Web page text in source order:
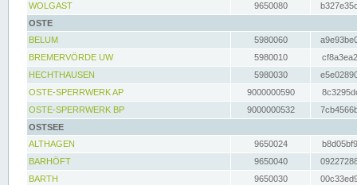
WOLGAST
9650080
OSTE
BELUM
5980060
BREMERVÖRDE UW
5980010
HECHTHAUSEN
5980030
OSTE-SPERRWERK AP
9000000590
OSTE-SPERRWERK BP
9000000532
OSTSEE
ALTHAGEN
9650024
BARHÖFT
9650040
BARTH
9650030